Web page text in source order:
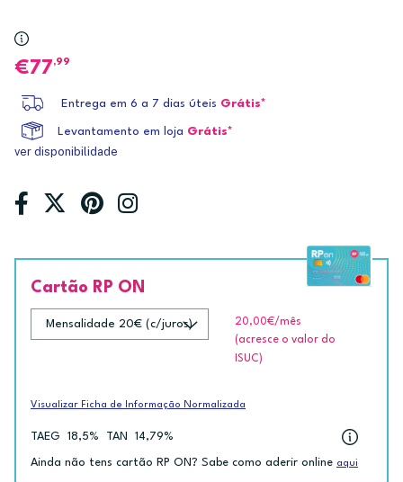
77,99
Entrega em 6 a 7 dias úteis Grátis*
Levantamento em loja Grátis*
ver disponibilidade
Cartão RP ON
20,00€/mês
(acresce o valor do
ISUC)
Visualizar Ficha de Informação Normalizada
TAEG 18,5% TAN 14,79%
Ainda não tens cartão RP ON? Sabe como aderir online aqui